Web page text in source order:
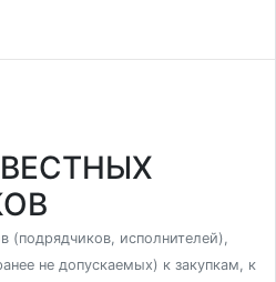
(подрядчиков, исполнителей),
не допускаемых) к закупкам, к